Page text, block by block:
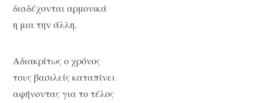
διαδέχονται αρμονικά
η μια την άλλη.
Αδιακρίτως ο χρόνος
τους βασιλείς καταπίνει
αφήνοντας για το τέλος